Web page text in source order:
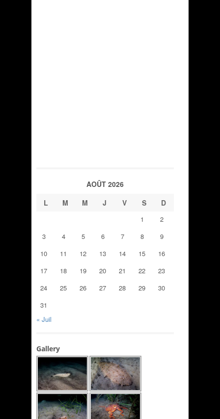
AOÛT 2026
L
M M J V S D
1
2
3
4 5 6 7 8
9
10
11 12 13 14 15
16
17
18 19 20 21 22
23
24
25 26 27 28 29
30
31
« Juil
Gallery